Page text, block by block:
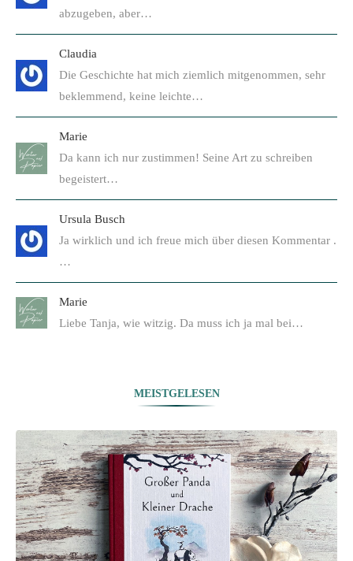
abzugeben, aber…
Claudia
Die Geschichte hat mich ziemlich mitgenommen, sehr
beklemmend, keine leichte…
Marie
Da kann ich nur zustimmen! Seine Art zu schreiben
begeistert…
Ursula Busch
Ja wirklich und ich freue mich über diesen Kommentar .
…
Marie
Liebe Tanja, wie witzig. Da muss ich ja mal bei…
MEISTGELESEN